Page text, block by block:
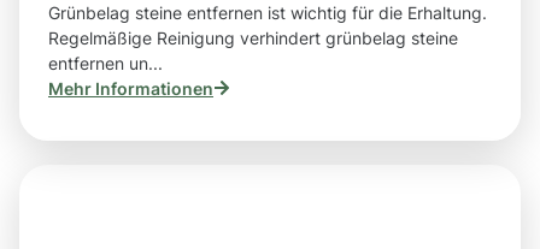
Grünbelag steine entfernen ist wichtig für die Erhaltung.
Regelmäßige Reinigung verhindert grünbelag steine
entfernen un...
Mehr Informationen